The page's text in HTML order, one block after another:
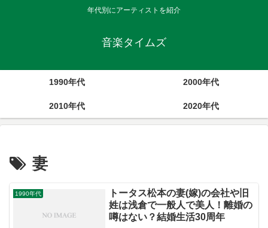
年代別にアーティストを紹介
音楽タイムズ
1990年代 2000年代
2010年代 2020年代
妻
1990年代
トータス松本の妻(嫁)の会社や旧
姓は浅倉で一般人で美人！離婚の
噂はない？結婚生活30周年